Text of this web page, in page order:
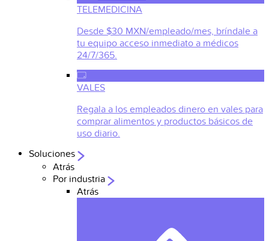
TELEMEDICINA
Desde $30 MXN/empleado/mes, bríndale a
tu equipo acceso inmediato a médicos
24/7/365.
VALES
Regala a los empleados dinero en vales para
comprar alimentos y productos básicos de
uso diario.
Soluciones
Atrás
Por industria
Atrás